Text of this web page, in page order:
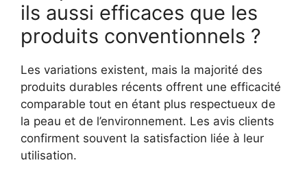
ils aussi efficaces que les
produits conventionnels ?
Les variations existent, mais la majorité des
produits durables récents offrent une efficacité
comparable tout en étant plus respectueux de
la peau et de l’environnement. Les avis clients
confirment souvent la satisfaction liée à leur
utilisation.